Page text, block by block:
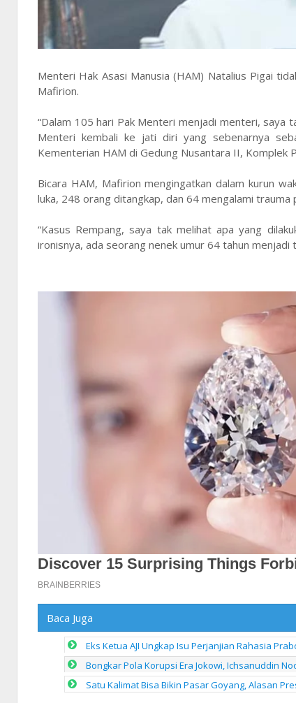
Menteri Hak Asasi Manusia (HAM) Natalius Pigai
Mafirion.
“Dalam 105 hari Pak Menteri menjadi menteri, saya
Menteri kembali ke jati diri yang sebenarnya
Kementerian HAM di Gedung Nusantara II, Komplek
Bicara HAM, Mafirion mengingatkan dalam kurun
luka, 248 orang ditangkap, dan 64 mengalami trauma
“Kasus Rempang, saya tak melihat apa yang
ironisnya, ada seorang nenek umur 64 tahun
Baca Juga
Eks Ketua AJI Ungkap Isu Perjanjian Rahasia
Bongkar Pola Korupsi Era Jokowi, Ichsanuddin
Satu Kalimat Bisa Bikin Pasar Goyang, Alasan